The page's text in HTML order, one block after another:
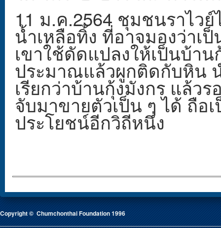
11 ม.ค.2564 ชุมชนราไว
น้ำเหลือทิ้ง ที่อาจมองว่าเ
เขาใช้ดัดแปลงให้เป็นบ้า
ประมาณแล้วผูกติดกับหิน
เรียกว่าบ้านกุ้งมังกร แล้ว
จับมาขายตัวเป็น ๆ ได้ ถือ
ประโยชน์อีกวิถีหนึ่ง
Copyright © Chumchonthai Foundation 1996